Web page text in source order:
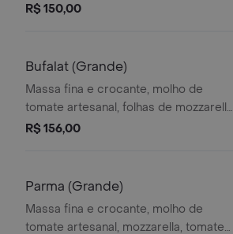
ovos cozidos, azeitonas e cebola em
R$ 150,00
Bufalat (Grande)
Massa fina e crocante, molho de
tomate artesanal, folhas de mozzarella
de búfala em folha, e manjericão
R$ 156,00
Parma (Grande)
Massa fina e crocante, molho de
tomate artesanal, mozzarella, tomate